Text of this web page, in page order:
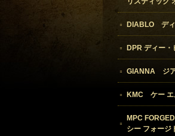
DIABLO デ
DPR ディー
GIANNA ジ
KMC ケー エ
MPC
シー フォージ